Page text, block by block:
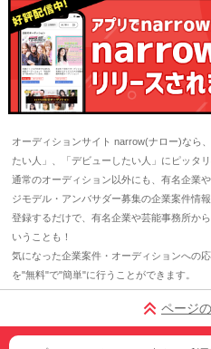
オーディションサイト narrow(ナロー)なら
たい人」、「デビューしたい人」にピッタ
通常のオーディション以外にも、有名企業
ジモデル・アンバサダー募集の企業案件情報
登録するだけで、有名企業や芸能事務所か
いうことも！
気になった企業案件・オーディションへの
を"無料"で"簡単"に行うことができます。
ページ